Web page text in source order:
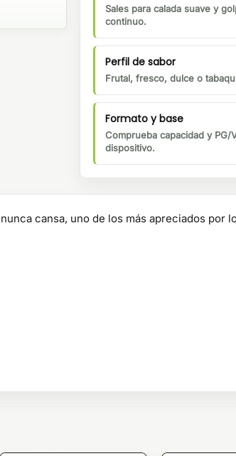
Sales para calada suave y
continuo.
Perfil de sabor
Frutal, fresco, dulce o
Formato y base
Comprueba capacidad y
dispositivo.
cansa, uno de los más apreciados por